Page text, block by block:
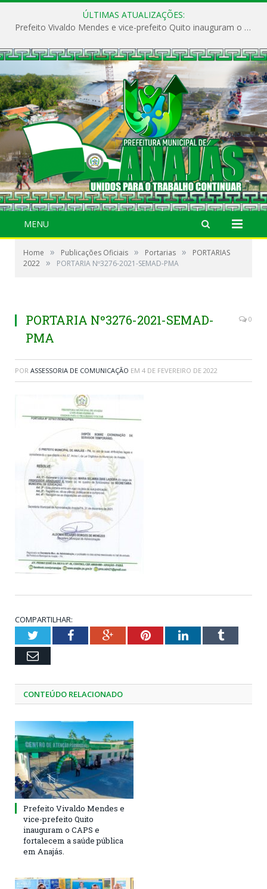
ÚLTIMAS ATUALIZAÇÕES:
Prefeito Vivaldo Mendes e vice-prefeito Quito inauguram o CAPS e fortalecem a saúde pública em Anajás.
MENU
Home » Publicações Oficiais » Portarias »
PORTARIAS
2022 » PORTARIA Nº3276-2021-SEMAD-PMA
PORTARIA Nº3276-2021-SEMAD-
PMA
0
POR ASSESSORIA DE COMUNICAÇÃO EM 4 DE FEVEREIRO DE 2022
COMPARTILHAR:
TwitterFacebookGoogle+PinterestLinkedInTumblr
Email
CONTEÚDO RELACIONADO
Prefeito Vivaldo Mendes e
vice-prefeito Quito
inauguram o CAPS e
fortalecem a saúde pública
em Anajás.